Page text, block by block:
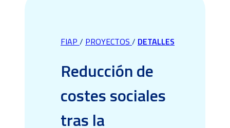
FIAP / PROYECTOS / DETALLES
Reducción de
costes sociales
tras la